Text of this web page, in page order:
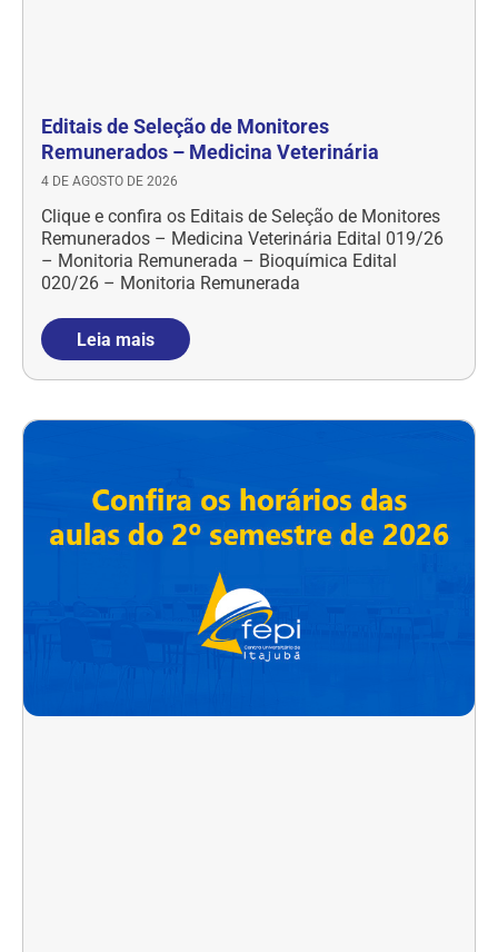
Editais de Seleção de Monitores
Remunerados – Medicina Veterinária
4 DE AGOSTO DE 2026
Clique e confira os Editais de Seleção de Monitores
Remunerados – Medicina Veterinária Edital 019/26
– Monitoria Remunerada – Bioquímica Edital
020/26 – Monitoria Remunerada
Leia mais